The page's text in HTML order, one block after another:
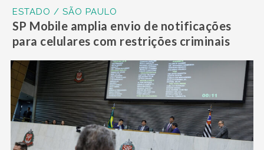
ESTADO / SÃO PAULO
SP Mobile amplia envio de notificações
para celulares com restrições criminais